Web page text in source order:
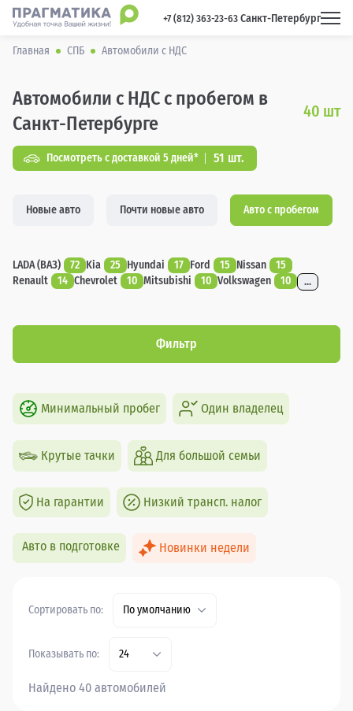
+7 (812) 363-23-63 Санкт-Петербург
Главная СПБ Автомобили с НДС
Автомобили с НДС с пробегом в
Санкт-Петербурге
40 шт
Посмотреть с доставкой 5 дней* 51 шт.
Новые авто Почти новые авто Авто с пробегом
LADA (ВАЗ) 72 Kia 25 Hyundai 17 Ford 15 Nissan
15
Renault
14 Chevrolet 10 Mitsubishi 10 Volkswagen 10 ...
Фильтр
Минимальный пробег Один владелец
Крутые тачки Для большой семьи
На гарантии Низкий трансп. налог
Авто в подготовке Новинки недели
Сортировать по: По умолчанию
Показывать по: 24
Найдено 40 автомобилей